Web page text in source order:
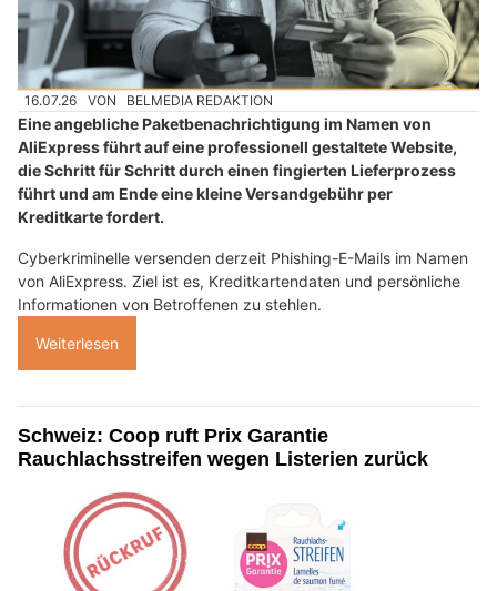
16.07.26 VON BELMEDIA REDAKTION
Eine angebliche Paketbenachrichtigung im Namen von
AliExpress führt auf eine professionell gestaltete Website,
die Schritt für Schritt durch einen fingierten Lieferprozess
führt und am Ende eine kleine Versandgebühr per
Kreditkarte fordert.
Cyberkriminelle versenden derzeit Phishing-E-Mails im Namen
von AliExpress. Ziel ist es, Kreditkartendaten und persönliche
Informationen von Betroffenen zu stehlen.
Weiterlesen
Schweiz: Coop ruft Prix Garantie
Rauchlachsstreifen wegen Listerien zurück